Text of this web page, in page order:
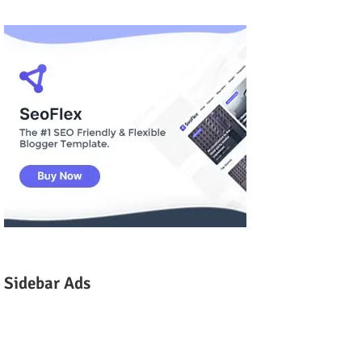
Sidebar Ads